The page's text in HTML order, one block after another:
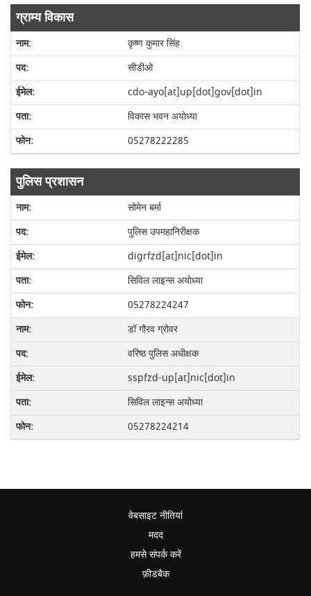
ग्राम्य विकास
कृष्ण कुमार सिंह
सीडीओ
cdo-ayo[at]up[dot]gov[dot]in
विकास भवन अयोध्या
05278222285
पुलिस प्रशासन
सोमेन बर्मा
पुलिस उपमहानिरीक्षक
digrfzd[at]nic[dot]in
सिविल लाइन्स अयोध्या
05278224247
डॉ गौरव ग्रोवर
वरिष्ठ पुलिस अधीक्षक
sspfzd-up[at]nic[dot]in
सिविल लाइन्स अयोध्या
05278224214
वेबसाइट नीतियां
मदद
हमसे संपर्क करें
फ़ीडबैक